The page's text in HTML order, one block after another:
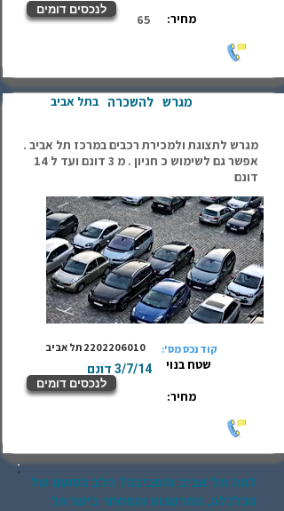
לנכסים דומים
מחיר: 65
בתל אביב מגרש להשכרה
מגרש לתצוגת ולמכירת רכבים במרכז תל אביב .
אפשר גם לשימוש כ חניון . מ 3 דונם ועד ל 14
דונם
קוד נכס מס':
לנכסים דומים
2202206010 תל אביב
שטח בנוי 3/7/14 דונם
מחיר:
למה תל אביב והסביבה? הלב הפועם של
הכלכלה, החדשנות והמסחר בישראל